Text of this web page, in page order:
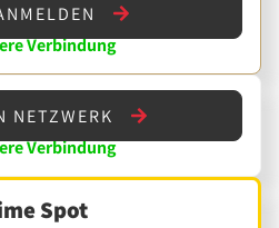
Verbindung
NETZWERK
Verbindung
Spot